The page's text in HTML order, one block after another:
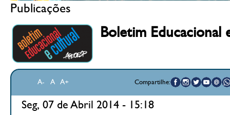
Publicações
Boletim Educacional
A- A A+ Compartilhe:
Seg, 07 de Abril 2014 - 15:18